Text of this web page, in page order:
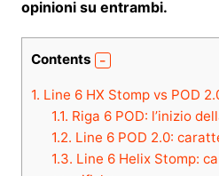
opinioni su entrambi.
Contents
1. Line 6 HX Stomp vs POD
1.1. Riga 6 POD: l’inizio
1.2. Line 6 POD 2.0:
1.3. Line 6 Helix Stomp: